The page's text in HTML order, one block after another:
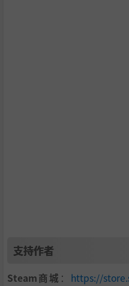
支持作者
Steam商城 ： https://